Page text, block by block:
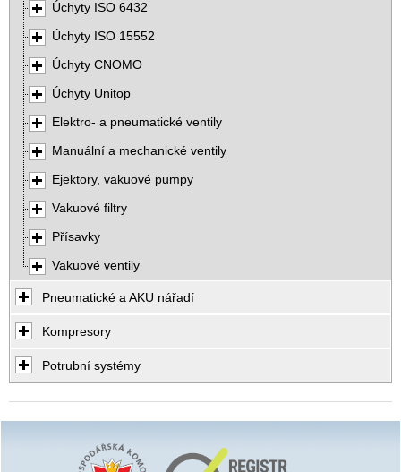
Úchyty ISO 6432
Úchyty ISO 15552
Úchyty CNOMO
Úchyty Unitop
Elektro- a pneumatické ventily
Manuální a mechanické ventily
Ejektory, vakuové pumpy
Vakuové filtry
Přísavky
Vakuové ventily
Pneumatické a AKU nářadí
Kompresory
Potrubní systémy